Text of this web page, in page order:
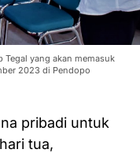
Tegal yang akan memasuk
2023 di Pendopo
pribadi untuk
tua,